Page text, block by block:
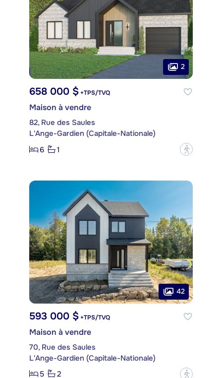
2
658 000 $ +TPS/TVQ
Maison à vendre
82, Rue des Saules
L'Ange-Gardien (Capitale-Nationale)
6
1 ?
42
593 000 $ +TPS/TVQ
Maison à vendre
70, Rue des Saules
L'Ange-Gardien (Capitale-Nationale)
5
2 ?